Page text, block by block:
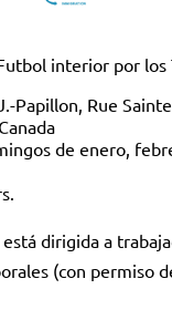
interior por los
Papillon, Rue
de enero,
dirigida a
(con permiso